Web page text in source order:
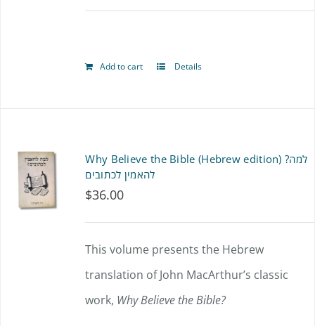
Add to cart Details
Why Believe the Bible (Hebrew edition) ?למה
להאמין לכתובים
$36.00
This volume presents the Hebrew
translation of John MacArthur’s classic
work, Why Believe the Bible?